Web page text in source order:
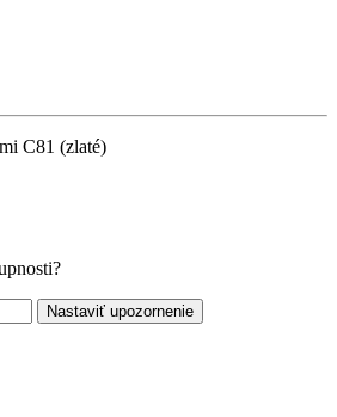
C81 (zlaté)
Nastaviť upozornenie